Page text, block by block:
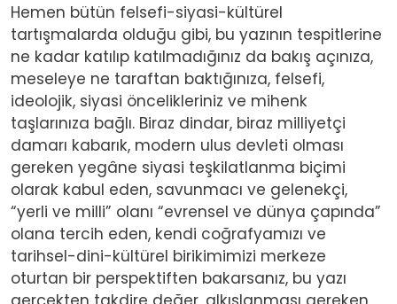
Hemen bütün felsefi-siyasi-kültürel
tartışmalarda olduğu gibi, bu yazının tespitlerine
ne kadar katılıp katılmadığınız da bakış açınıza,
meseleye ne taraftan baktığınıza, felsefi,
ideolojik, siyasi öncelikleriniz ve mihenk
taşlarınıza bağlı. Biraz dindar, biraz milliyetçi
damarı kabarık, modern ulus devleti olması
gereken yegâne siyasi teşkilatlanma biçimi
olarak kabul eden, savunmacı ve gelenekçi,
“yerli ve milli” olanı “evrensel ve dünya çapında”
olana tercih eden, kendi coğrafyamızı ve
tarihsel-dini-kültürel birikimimizi merkeze
oturtan bir perspektiften bakarsanız, bu yazı